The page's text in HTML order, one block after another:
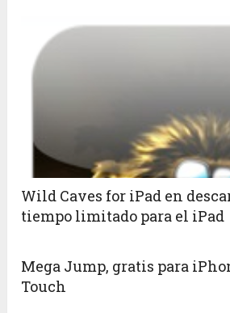
Wild Caves for iPad en
tiempo limitado para el iPad
Mega Jump, gratis para
Touch